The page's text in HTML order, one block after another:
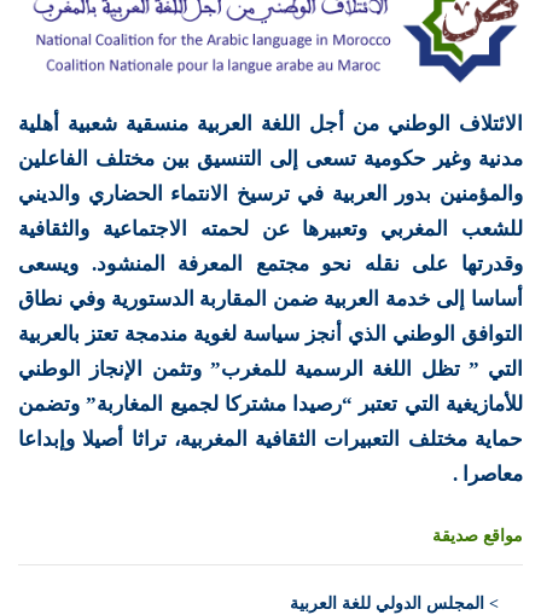
الائتلاف الوطني من أجل اللغة العربية منسقية شعبية أهلية
مدنية وغير حكومية تسعى إلى التنسيق بين مختلف الفاعلين
والمؤمنين بدور العربية في ترسيخ الانتماء الحضاري والديني
للشعب المغربي وتعبيرها عن لحمته الاجتماعية والثقافية
وقدرتها على نقله نحو مجتمع المعرفة المنشود. ويسعى
أساسا إلى خدمة العربية ضمن المقاربة الدستورية وفي نطاق
التوافق الوطني الذي أنجز سياسة لغوية مندمجة تعتز بالعربية
التي ” تظل اللغة الرسمية للمغرب” وتثمن الإنجاز الوطني
للأمازيغية التي تعتبر “رصيدا مشتركا لجميع المغاربة” وتضمن
حماية مختلف التعبيرات الثقافية المغربية، تراثا أصيلا وإبداعا
معاصرا .
مواقع صديقة
> المجلس الدولي للغة العربية